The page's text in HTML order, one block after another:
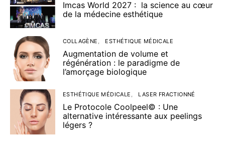
Imcas World 2027 : la science au cœur
de la médecine esthétique
COLLAGÈNE ESTHÉTIQUE MÉDICALE
Augmentation de volume et
régénération : le paradigme de
l’amorçage biologique
ESTHÉTIQUE MÉDICALE LASER FRACTIONNÉ
Le Protocole Coolpeel© : Une
alternative intéressante aux peelings
légers ?